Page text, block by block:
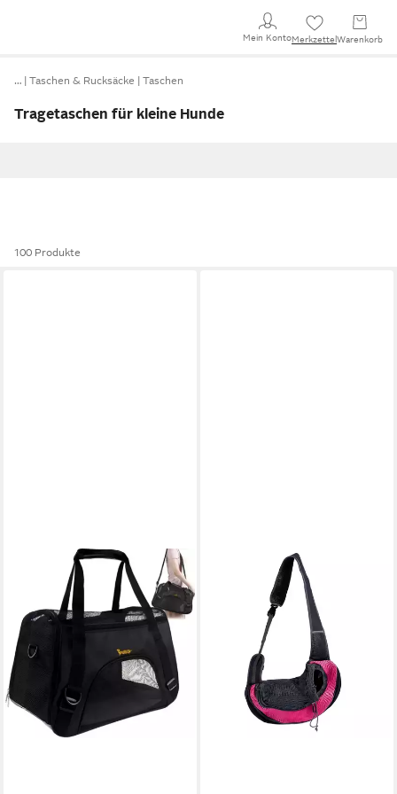
Mein KontoMerkzettel Warenkorb
… Taschen & Rucksäcke Taschen
Tragetaschen für kleine Hunde
100 Produkte